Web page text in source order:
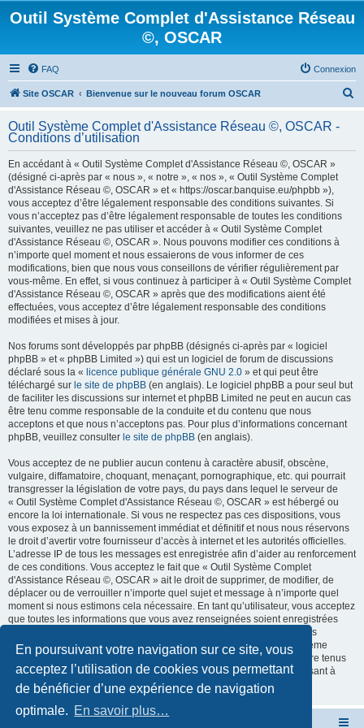
En poursuivant votre navigation sur ce site, vous
acceptez l’utilisation de cookies vous permettant
de bénéficier d’une expérience de navigation
optimale. En savoir plus…
Outil Système Complet d'Assistance Réseau
©, OSCAR
FAQ Connexion
Site OSCAR Bienvenue sur le nouveau forum OSCAR
h
Outil Système Complet d'Assistance Réseau ©, OSCAR -
Conditions d’utilisation
En accédant à « Outil Système Complet d'Assistance Réseau ©, OSCAR »
(désigné ci-après par « nous », « notre », « nos », « Outil Système Complet
d'Assistance Réseau ©, OSCAR » et « https://oscar.banquise.eu/phpbb »),
vous acceptez d’être légalement responsable des conditions suivantes. Si
vous n’acceptez pas d’être légalement responsable de toutes les conditions
suivantes, veuillez ne pas utiliser et accéder à « Outil Système Complet
d'Assistance Réseau ©, OSCAR ». Nous pouvons modifier ces conditions à
n’importe quel moment et nous essaierons de vous informer de ces
modifications, bien que nous vous conseillons de vérifier régulièrement par
vous-même. En effet, si vous continuez à participer à « Outil Système Complet
d'Assistance Réseau ©, OSCAR » après que des modifications aient été
effectuées, vous acceptez d’être légalement responsable des conditions
modifiées et mises à jour.
Nos forums sont développés par phpBB (désignés ci-après par « logiciel
phpBB » et « phpBB Limited ») qui est un logiciel de forum de discussions
déclaré sous la « licence publique générale GNU 2.0 » et qui peut être
téléchargé sur le site de phpBB (en anglais). Le logiciel phpBB a pour seul but
de faciliter les discussions sur internet et phpBB Limited ne peut en aucun cas
être tenu comme responsable de la conduite et du contenu que nous
acceptons et que nous n’acceptons pas. Pour plus d’informations concernant
phpBB, veuillez consulter le site de phpBB (en anglais).
Vous acceptez de ne publier aucun contenu à caractère abusif, obscène,
vulgaire, diffamatoire, choquant, menaçant, pornographique, etc. qui pourrait
transgresser la législation de votre pays, du pays dans lequel le serveur de
« Outil Système Complet d'Assistance Réseau ©, OSCAR » est hébergé ou
encore la loi internationale. Si vous ne respectez pas ces dispositions, vous
vous exposez à un bannissement immédiat et définitif et nous nous réservons
le droit d’avertir votre fournisseur d’accès à internet et les autorités officielles.
L’adresse IP de tous les messages est enregistrée afin d’aider au renforcement
de ces conditions. Vous acceptez le fait que « Outil Système Complet
d'Assistance Réseau ©, OSCAR » ait le droit de supprimer, de modifier, de
déplacer ou de verrouiller n’importe quel sujet et message à n’importe quel
moment si nous estimons cela nécessaire. En tant qu’utilisateur, vous acceptez
que toutes les informations que vous avez renseignées soient enregistrées
dans notre base de données. Bien que ces informations ne seront pas
diffusées à une tierce partie sans votre consentement, ni « Outil Système
Complet d'Assistance Réseau ©, OSCAR », ni phpBB, ne pourront être tenus
comme responsables en cas de tentative de piratage informatique visant à
compromettre vos données.